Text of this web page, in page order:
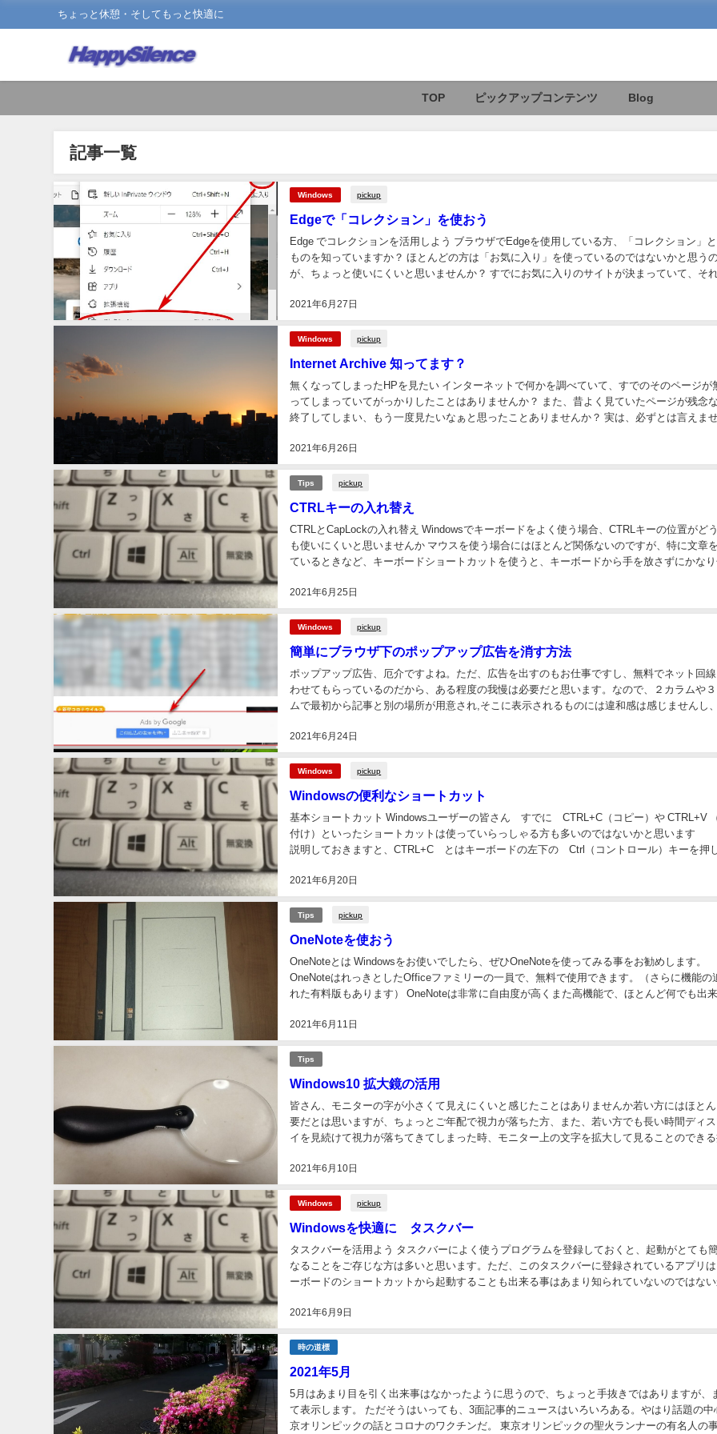
ちょっと休憩・そしてもっと快適に
TOP ピックアップコンテンツ Blog
記事一覧
Windows pickup
Edgeで「コレクション」を使おう
2021年6月27日
Edge でコレクションを活用しよう ブラウザでEdgeを使用している方、「コレクション」と
ものを知っていますか？ ほとんどの方は「お気に入り」を使っているのではないかと思う
が、ちょっと使いにくいと思いませんか？ すでにお気に入りのサイトが決まっていて、それ
Windows pickup
Internet Archive 知ってます？
2021年6月26日
無くなってしまったHPを見たい インターネットで何かを調べていて、すでのそのページが
ってしまっていてがっかりしたことはありませんか？ また、昔よく見ていたページが残念
終了してしまい、もう一度見たいなぁと思ったことありませんか？ 実は、必ずとは言えま
Tips pickup
CTRLキーの入れ替え
2021年6月25日
CTRLとCapLockの入れ替え Windowsでキーボードをよく使う場合、CTRLキーの位置がど
も使いにくいと思いませんか マウスを使う場合にはほとんど関係ないのですが、特に文章
ているときなど、キーボードショートカットを使うと、キーボードから手を放さずにかなり
Windows pickup
簡単にブラウザ下のポップアップ広告を消す方法
2021年6月24日
ポップアップ広告、厄介ですよね。ただ、広告を出すのもお仕事ですし、無料でネット回
わせてもらっているのだから、ある程度の我慢は必要だと思います。なので、２カラムや３
ムで最初から記事と別の場所が用意され,そこに表示されるものには違和感は感じませんし、
Windows pickup
Windowsの便利なショートカット
2021年6月20日
基本ショートカット Windowsユーザーの皆さん すでに CTRL+C（コピー）や CTRL+V
付け）といったショートカットは使っていらっしゃる方も多いのではないかと思います
説明しておきますと、CTRL+C とはキーボードの左下の Ctrl（コントロール）キーを押し
Tips pickup
OneNoteを使おう
2021年6月11日
OneNoteとは Windowsをお使いでしたら、ぜひOneNoteを使ってみる事をお勧めします。
OneNoteはれっきとしたOfficeファミリーの一員で、無料で使用できます。（さらに機能の
れた有料版もあります） OneNoteは非常に自由度が高くまた高機能で、ほとんど何でも出来
Tips
Windows10 拡大鏡の活用
2021年6月10日
皆さん、モニターの字が小さくて見えにくいと感じたことはありませんか若い方にはほと
要だとは思いますが、ちょっとご年配で視力が落ちた方、また、若い方でも長い時間ディ
イを見続けて視力が落ちてきてしまった時、モニター上の文字を拡大して見ることのできる
Windows pickup
Windowsを快適に タスクバー
2021年6月9日
タスクバーを活用よう タスクバーによく使うプログラムを登録しておくと、起動がとても
なることをご存じな方は多いと思います。ただ、このタスクバーに登録されているアプリ
ーボードのショートカットから起動することも出来る事はあまり知られていないのではない
時の道標
2021年5月
5月はあまり目を引く出来事はなかったように思うので、ちょっと手抜きではありますが、
て表示します。 ただそうはいっても、3面記事的ニュースはいろいろある。やはり話題の中
京オリンピックの話とコロナのワクチンだ。 東京オリンピックの聖火ランナーの有名人の事